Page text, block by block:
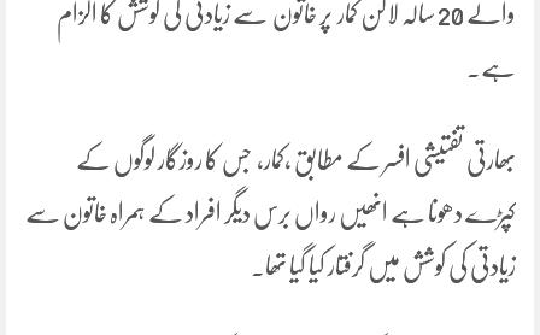
والے 20 سالہ لالن کمار پر خاتون سے زیادتی کی کوشش کا الزام
ہے۔
بھارتی تفتیشی افسر کے مطابق ،کمار، جس کا روزگار لوگوں کے
کپڑے دھونا ہے انھیں رواں برس دیگر افراد کے ہمراہ خاتون سے
زیادتی کی کوشش میں گرفتار کیا گیا تھا۔